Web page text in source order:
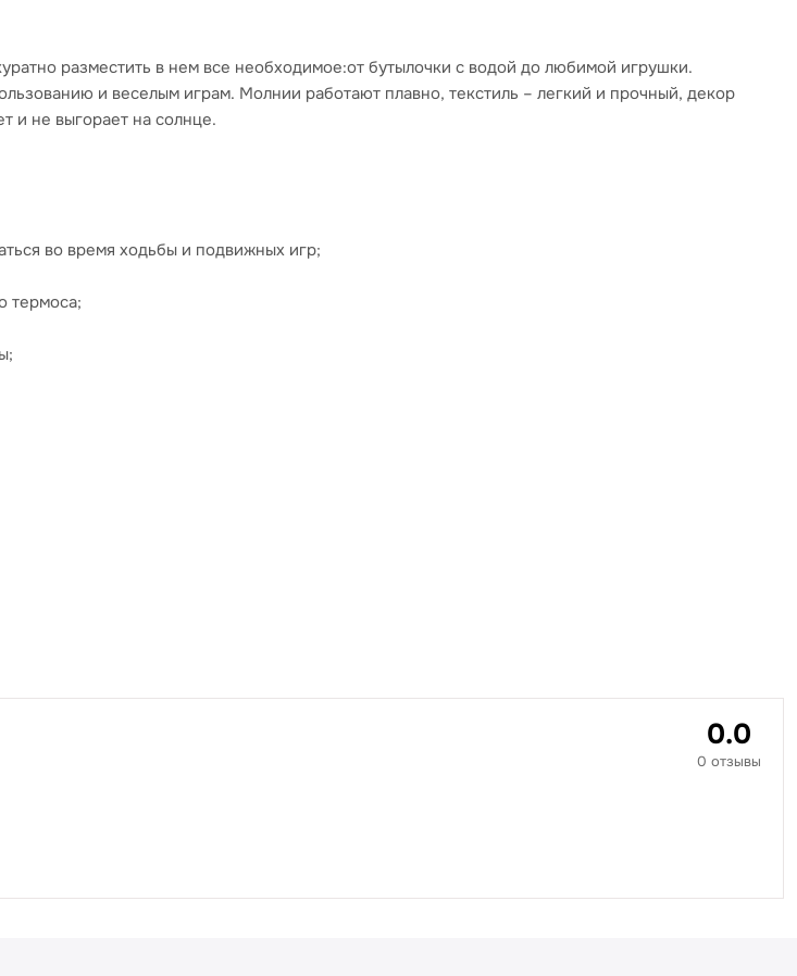
разместить в нем все необходимое:от бутылочки с водой до любимой игрушки.
и веселым играм. Молнии работают плавно, текстиль – легкий и прочный, декор
и не выгорает на солнце.
во время ходьбы и подвижных игр;
термоса;
0.0
0 отзывы